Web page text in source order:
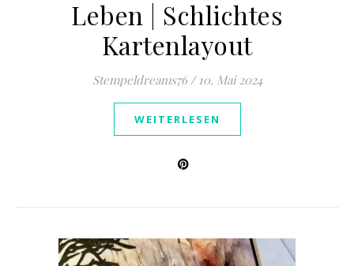
Leben | Schlichtes
Kartenlayout
Stempeldreams76 / 10. Mai 2024
WEITERLESEN